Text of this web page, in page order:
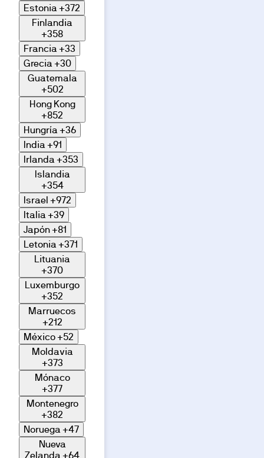
Estonia+372
Finlandia
+358
Francia+33
Grecia+30
Guatemala
+502
Hong Kong
+852
Hungría+36
India+91
Irlanda+353
Islandia
+354
Israel +972
Italia+39
Japón+81
Letonia+371
Lituania
+370
Luxemburgo
+352
Marruecos
+212
México+52
Moldavia
+373
Mónaco
+377
Montenegro
+382
Noruega+47
Nueva
Zelanda +64